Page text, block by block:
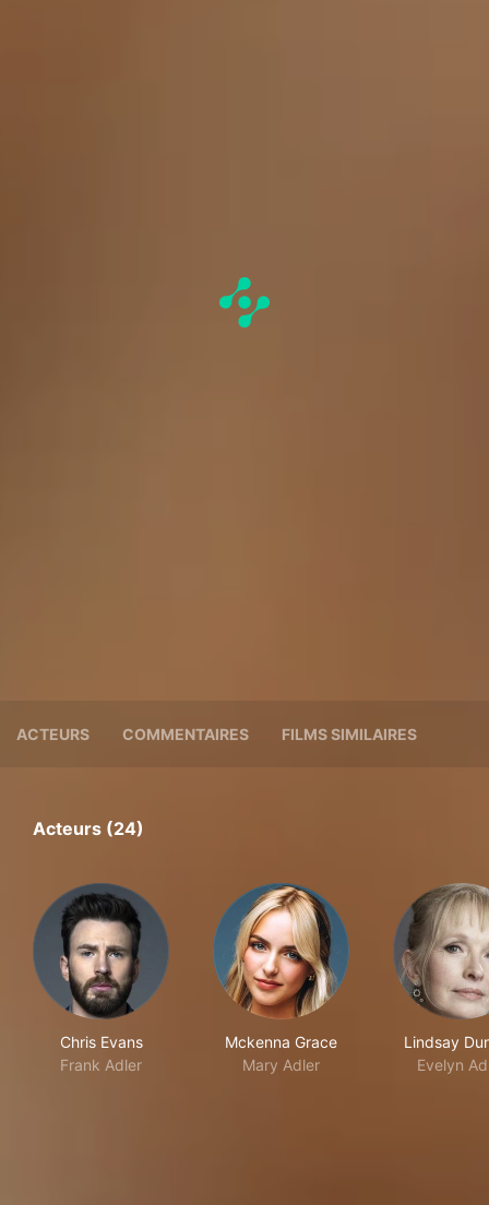
ACTEURS COMMENTAIRES FILMS SIMILAIRES
Acteurs (24)
Chris Evans
Frank Adler
Mckenna Grace
Mary Adler
Lindsay
Evelyn